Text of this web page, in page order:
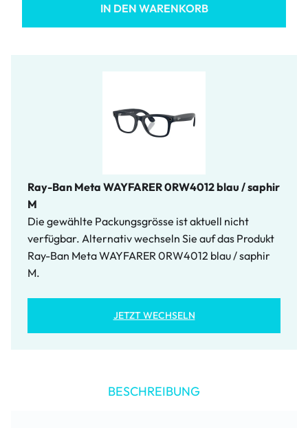
IN DEN WARENKORB
Ray-Ban Meta WAYFARER 0RW4012 blau / saphir
M
Die gewählte Packungsgrösse ist aktuell nicht
verfügbar. Alternativ wechseln Sie auf das Produkt
Ray-Ban Meta WAYFARER 0RW4012 blau / saphir
M.
JETZT WECHSELN
BESCHREIBUNG